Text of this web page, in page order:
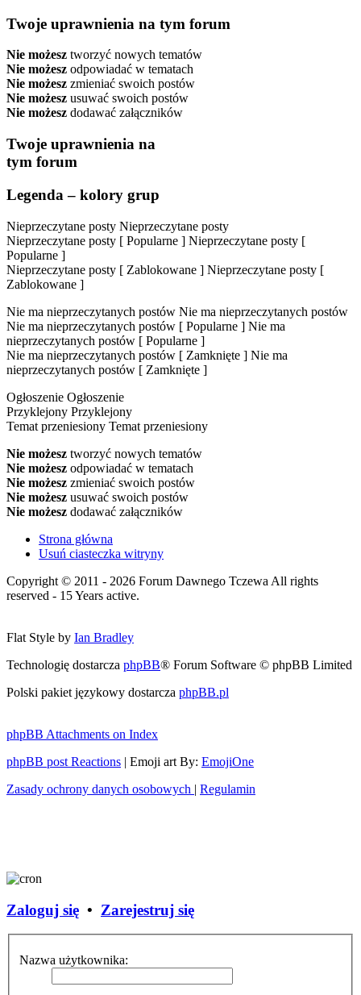
Twoje uprawnienia na tym forum
Nie możesz tworzyć nowych tematów
Nie możesz odpowiadać w tematach
Nie możesz zmieniać swoich postów
Nie możesz usuwać swoich postów
Nie możesz dodawać załączników
Twoje uprawnienia na
tym forum
Legenda – kolory grup
Nieprzeczytane posty Nieprzeczytane posty
Nieprzeczytane posty [ Popularne ] Nieprzeczytane posty [
Popularne ]
Nieprzeczytane posty [ Zablokowane ] Nieprzeczytane posty [
Zablokowane ]
Nie ma nieprzeczytanych postów Nie ma nieprzeczytanych postów
Nie ma nieprzeczytanych postów [ Popularne ] Nie ma
nieprzeczytanych postów [ Popularne ]
Nie ma nieprzeczytanych postów [ Zamknięte ] Nie ma
nieprzeczytanych postów [ Zamknięte ]
Ogłoszenie Ogłoszenie
Przyklejony Przyklejony
Temat przeniesiony Temat przeniesiony
Nie możesz tworzyć nowych tematów
Nie możesz odpowiadać w tematach
Nie możesz zmieniać swoich postów
Nie możesz usuwać swoich postów
Nie możesz dodawać załączników
Strona główna
Usuń ciasteczka witryny
Copyright © 2011 - 2026 Forum Dawnego Tczewa All rights
reserved - 15 Years active.
Flat Style by Ian Bradley
Technologię dostarcza phpBB® Forum Software © phpBB Limited
Polski pakiet językowy dostarcza phpBB.pl
phpBB Attachments on Index
phpBB post Reactions | Emoji art By: EmojiOne
Zasady ochrony danych osobowych | Regulamin
Zaloguj się • Zarejestruj się
Nazwa użytkownika: